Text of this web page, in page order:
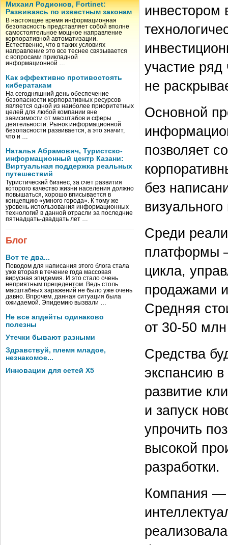
Михаил Родионов, Fortinet:
Развиваясь по известным законам
В настоящее время информационная
безопасность представляет собой вполне
самостоятельное мощное направление
корпоративной автоматизации.
Естественно, что в таких условиях
направление это все теснее связывается
с вопросами прикладной
информационной …
Как эффективно противостоять
кибератакам
На сегодняшний день обеспечение
безопасности корпоративных ресурсов
является одной из наиболее приоритетных
целей для любой компании вне
зависимости от масштабов и сферы
деятельности. Рынок информационной
безопасности развивается, а это значит,
что и …
Наталья Абрамович, Туристско-
информационный центр Казани:
Виртуальная поддержка реальных
путешествий
Туристический бизнес, за счет развития
которого качество жизни населения должно
повышаться, хорошо вписывается в
концепцию «умного города». К тому же
уровень использования информационных
технологий в данной отрасли за последние
пятнадцать-двадцать лет …
Блог
Вот те два...
Поводом для написания этого блога стала
уже вторая в течение года массовая
вирусная эпидемия. И это стало очень
неприятным прецедентом. Ведь столь
масштабных заражений не было уже очень
давно. Впрочем, данная ситуация была
ожидаемой. Эпидемию вызвали …
Не все апдейты одинаково
полезны
Утечки бывают разными
Здравствуй, племя младое,
незнакомое...
Инновации для сетей X5
инвестором
участие
не
Основной
позволяет
без
Среди
платформы
цикла,
продажами
Средняя
от 30-50 млн
Средства
экспансию
развитие
и запуск
упрочить
высокой
разработки.
Компания —